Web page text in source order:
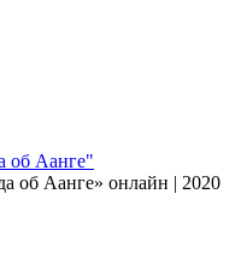
об Аанге"
об Аанге» онлайн | 2020